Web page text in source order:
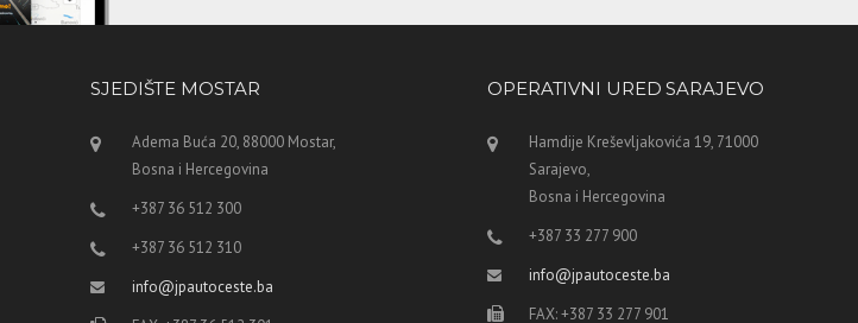
SJEDIŠTE MOSTAR
Adema Buća 20, 88000 Mostar,
Bosna i Hercegovina
+387 36 512 300
+387 36 512 310
info@jpautoceste.ba
OPERATIVNI URED SARAJEVO
Hamdije Kreševljakovića 19, 71000
Sarajevo,
Bosna i Hercegovina
+387 33 277 900
info@jpautoceste.ba
FAX: +387 33 277 901